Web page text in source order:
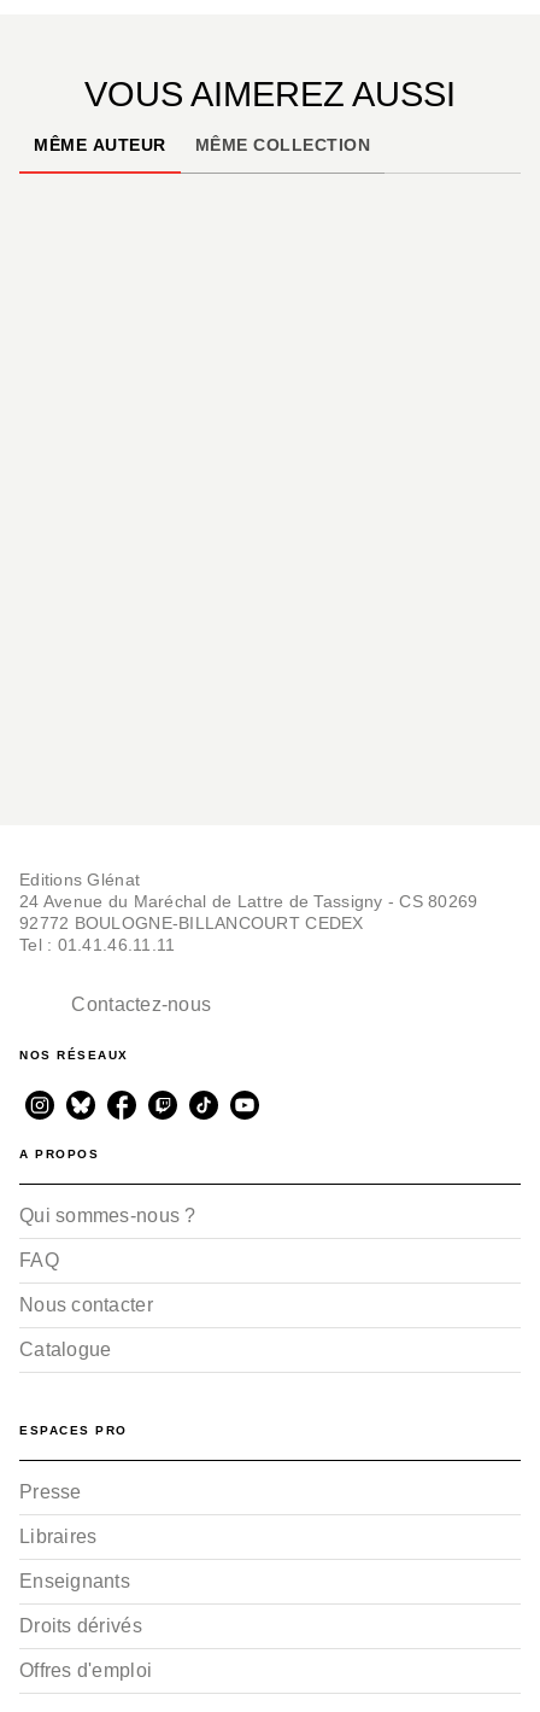
VOUS AIMEREZ AUSSI
MÊME AUTEUR MÊME COLLECTION
Editions Glénat
24 Avenue du Maréchal de Lattre de Tassigny - CS 80269
92772 BOULOGNE-BILLANCOURT CEDEX
Tel : 01.41.46.11.11
Contactez-nous
NOS RÉSEAUX
A PROPOS
Qui sommes-nous ?
FAQ
Nous contacter
Catalogue
ESPACES PRO
Presse
Libraires
Enseignants
Droits dérivés
Offres d'emploi